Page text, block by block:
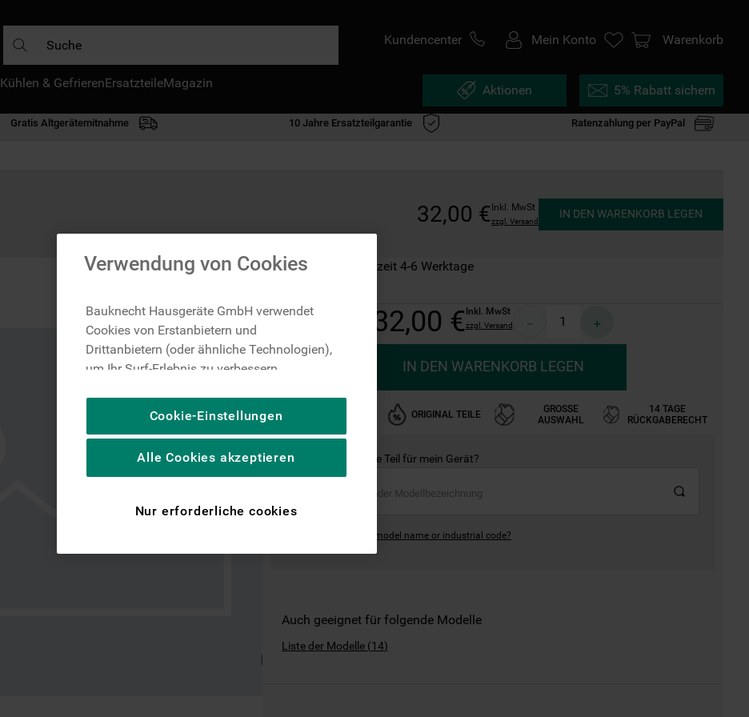
Kundencenter Mein Konto Warenkorb
Kühlen & GefrierenErsatzteileMagazin Aktionen 5% Rabatt sichern
Gratis Altgerätemitnahme 10 Jahre Ersatzteilgarantie Ratenzahlung per PayPal
32,00 € Inkl. MwSt
zzgl. Versand
IN DEN WARENKORB LEGEN
Auf Lager: Lieferzeit 4-6 Werktage
32,00 €Inkl. MwSt
zzgl. Versand ＋
IN DEN WARENKORB LEGEN
ORIGINAL TEILE
GROSSE A
USWAHL
14 TAGE
RÜCKGABERECHT
Ist dies das richtige Teil für mein Gerät?
Where can I find the model name or industrial code?
Auch geeignet für folgende Modelle
Liste der Modelle (14)
Verwendung von Cookies
Bauknecht Hausgeräte GmbH verwendet
Cookies von Erstanbietern und
Drittanbietern (oder ähnliche Technologien),
um Ihr Surf-Erlebnis zu verbessern
um die redaktionellen Inhalte der Website
basierend auf Ihrer Nutzung der Website zu
personalisieren, die Funktionalität der
spezifische Funktionen anzubieten
(einschließlich über Drittanbieter und auf
Plattformen, beispielsweise Google LLC –
Cookie-Einstellungen
Nur erforderliche cookies
Alle Cookies akzeptieren
DIE HÄUFIGSTEN SUCHANFRAGEN
gefrierschrank